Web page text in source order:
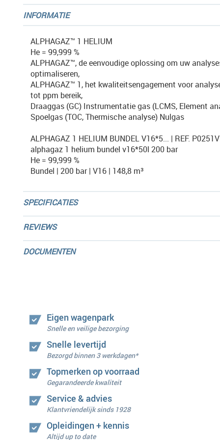
afbeeldingen-
gallerij
INFORMATIE
ALPHAGAZ™ 1 HELIUM
He = 99,999 %
ALPHAGAZ™, de eenvoudige oplossing om uw
optimaliseren,
ALPHAGAZ™ 1, het kwaliteitsengagement voor
tot ppm bereik,
Draaggas (GC) Instrumentatie gas (LCMS, Element
Spoelgas (TOC, Thermische analyse) Nulgas
ALPHAGAZ 1 HELIUM BUNDEL V16*5... | REF.
alphagaz 1 helium bundel v16*50l 200 bar
He = 99,999 %
Bundel | 200 bar | V16 | 148,8 m³
SPECIFICATIES
REVIEWS
DOCUMENTEN
Eigen wagenpark
Snelle en veilige bezorging
Snelle levertijd
Bezorgd binnen 3 werkdagen*
Topmerken op voorraad
Gegarandeerde kwaliteit
Service & advies
Klantvriendelijk sinds 1928
Opleidingen + kennis
Altijd up to date